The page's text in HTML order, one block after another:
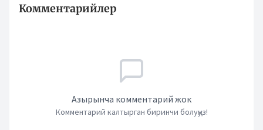
Комментарийлер
Азырынча комментарий жок
Комментарий калтырган биринчи болуңуз!